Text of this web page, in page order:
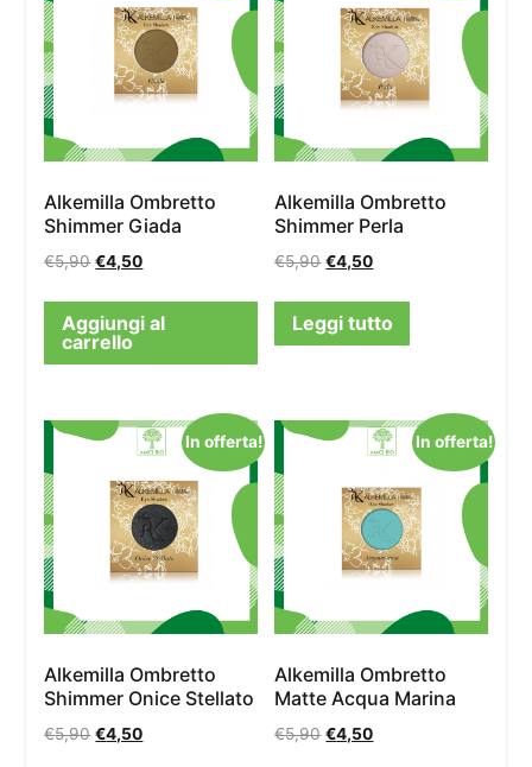
Alkemilla Ombretto
Shimmer Giada
€5,90 €4,50
Aggiungi al
carrello
Alkemilla Ombretto
Shimmer Perla
€5,90 €4,50
Leggi tutto
In offerta!
Alkemilla Ombretto
Shimmer Onice Stellato
€5,90 €4,50
In offerta!
Alkemilla Ombretto
Matte Acqua Marina
€5,90 €4,50